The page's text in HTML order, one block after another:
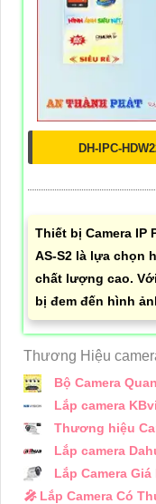
DH-IPC-
Thiết bị Camera IP
AS-S2 là lựa chọn
chất lượng cao.
bị đem đến hình
Thương Hiệu
Bộ Camera
Lắp camera
Thương hiệu
Lắp camera
Lắp Camera Giá
️🎤️ Lắp Camera Có